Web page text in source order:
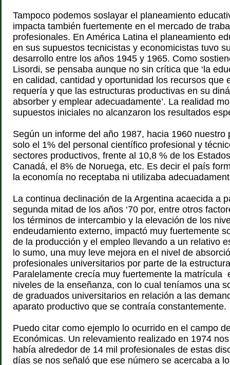
Tampoco podemos soslayar el planeamiento
impacta también fuertemente en el mercado de
profesionales. En América Latina el planeamiento
en sus supuestos tecnicistas y economicistas tuvo
desarrollo entre los años 1945 y 1965. Como
Lisordi, se pensaba aunque no sin crítica que ‘la
en calidad, cantidad y oportunidad los recursos que
requería y que las estructuras productivas en su
absorber y emplear adecuadamente’. La realidad
supuestos iniciales no alcanzaron los resultados
Según un informe del año 1987, hacia 1960 nuestro
solo el 1% del personal científico profesional y
sectores productivos, frente al 10,8 % de los
Canadá, el 8% de Noruega, etc. Es decir el país
la economía no receptaba ni utilizaba
La continua declinación de la Argentina acaecida a
segunda mitad de los años ‘70 por, entre otros
los términos de intercambio y la elevación de los
endeudamiento externo, impactó muy fuertemente
de la producción y el empleo llevando a un relativo
lo sumo, una muy leve mejora en el nivel de
profesionales universitarios por parte de la
Paralelamente crecía muy fuertemente la matrícula
niveles de la enseñanza, con lo cual teníamos una
de graduados universitarios en relación a las
aparato productivo que se contraía constantemente.
Puedo citar como ejemplo lo ocurrido en el campo
Económicas. Un relevamiento realizado en 1974
había alrededor de 14 mil profesionales de estas
días se nos señaló que ese número se acercaba a